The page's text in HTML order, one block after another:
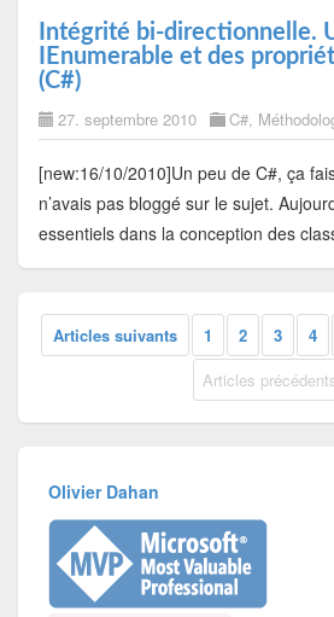
Intégrité bi-directionnelle.
IEnumerable et des
(C#)
27. septembre 2010 C#,
[new:16/10/2010]Un peu de C#, ça
n’avais pas bloggé sur le sujet.
essentiels dans la conception des
Articles suivants 1 2 3 4
Articles
Olivier Dahan